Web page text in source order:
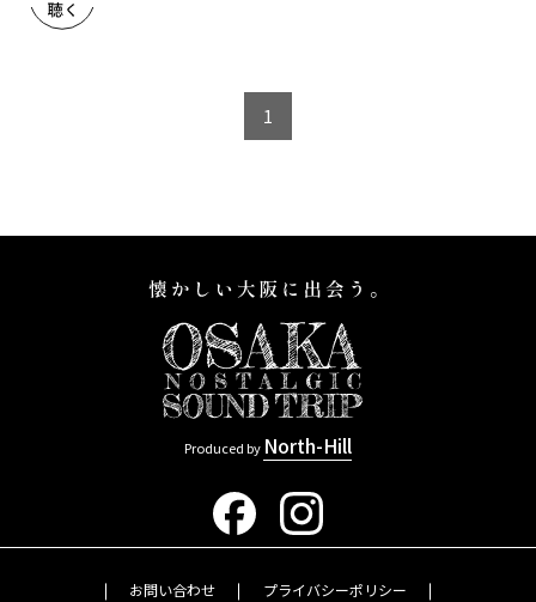
1
Produced by North-Hill
お問い合わせ
プライバシーポリシー